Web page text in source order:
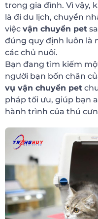
trong gia đình. Vì vậy,
là đi du lịch, chuyển
việc vận chuyển pet
đúng quy định luôn là
các chủ nuôi.
Bạn đang tìm kiếm
người bạn bốn chân
vụ vận chuyển pet
pháp tối ưu, giúp bạn
hành trình của thú